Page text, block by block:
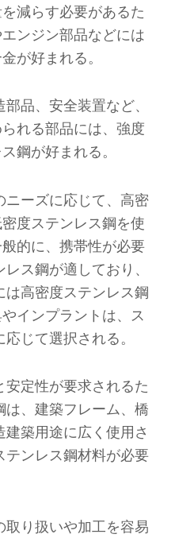
減らす必要があるた
ンジン部品などには
が好まれる。
品、安全装置など、
れる部品には、強度
鋼が好まれる。
ニーズに応じて、高密
度ステンレス鋼を使
的に、携帯性が必要
ス鋼が適しており、
高密度ステンレス鋼
インプラントは、ス
じて選択される。
安定性が要求されるた
、建築フレーム、橋
築用途に広く使用さ
ンレス鋼材料が必要
取り扱いや加工を容易